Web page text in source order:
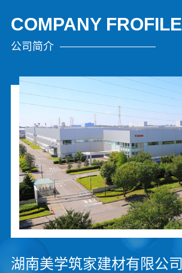
COMPANY FROFILE
公司简介
湖南美学筑家建材有限公司